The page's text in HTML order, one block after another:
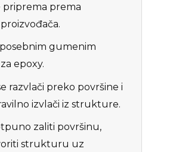
priprema prema
posebnim gumenim
epoxy.
razvlači preko površine i
izvlači iz strukture.
zaliti površinu,
strukturu uz